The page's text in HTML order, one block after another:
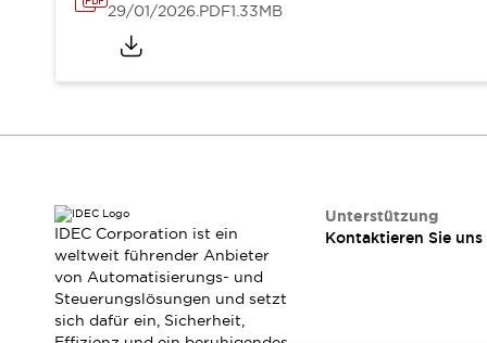
29/01/2026.PDF1.33MB
IDEC Corporation ist ein
weltweit führender Anbieter
von Automatisierungs- und
Steuerungslösungen und setzt
sich dafür ein, Sicherheit,
Unterstützung
Kontaktieren Sie uns